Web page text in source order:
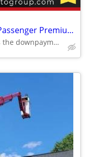
2018 Toyota Sienna XLE Premium8Passenger Premium 8 Passenger Premium-8
The price in this ad is the downpayment